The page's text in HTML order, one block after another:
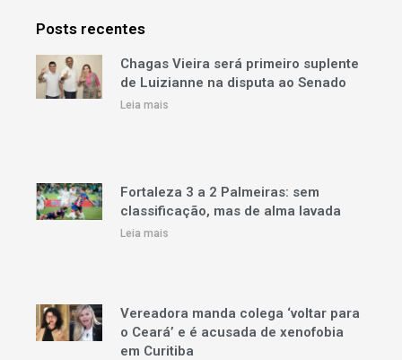
Posts recentes
Chagas Vieira será primeiro suplente
de Luizianne na disputa ao Senado
Leia mais
Fortaleza 3 a 2 Palmeiras: sem
classificação, mas de alma lavada
Leia mais
Vereadora manda colega ‘voltar para
o Ceará’ e é acusada de xenofobia
em Curitiba